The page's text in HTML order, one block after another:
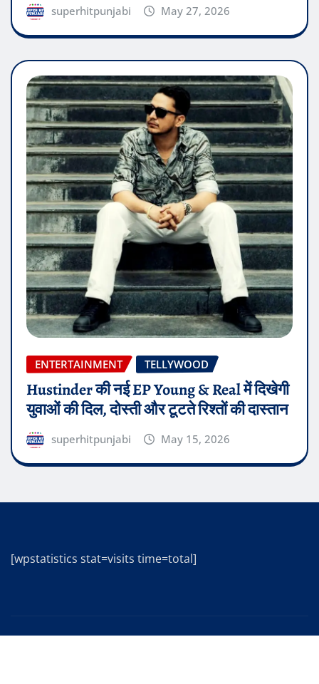
superhitpunjabi May 27, 2026
ENTERTAINMENT TELLYWOOD
Hustinder की नई EP Young & Real में दिखेगी
युवाओं की दिल, दोस्ती और टूटते रिश्तों की दास्तान
superhitpunjabi May 15, 2026
[wpstatistics stat=visits time=total]